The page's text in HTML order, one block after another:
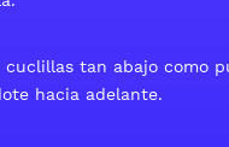
cuclillas tan abajo como
hacia adelante.